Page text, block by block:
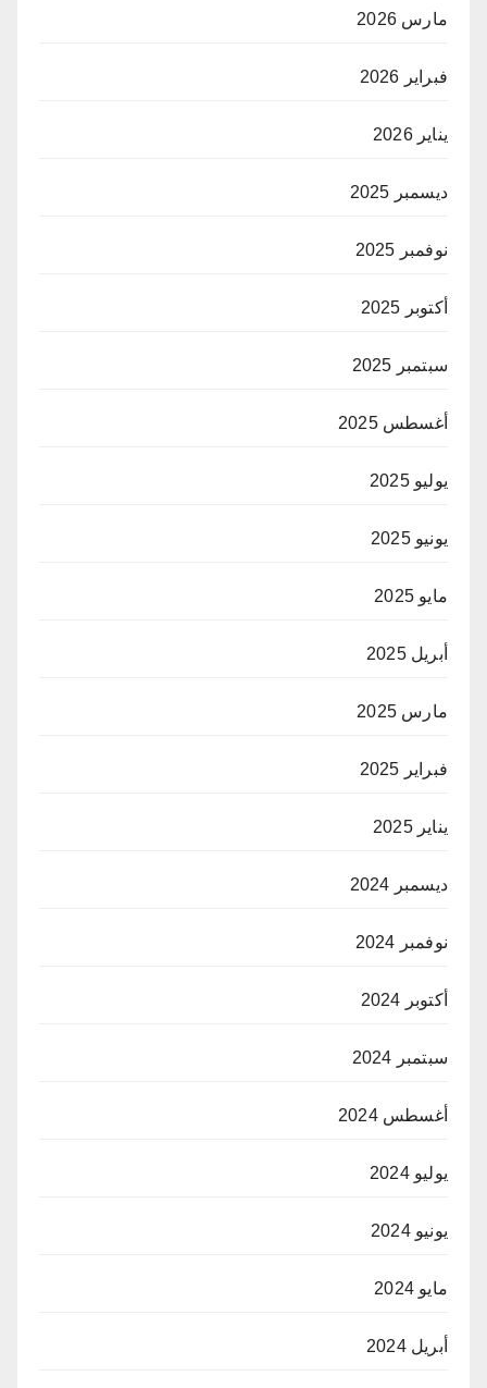
مارس 2026
فبراير 2026
يناير 2026
ديسمبر 2025
نوفمبر 2025
أكتوبر 2025
سبتمبر 2025
أغسطس 2025
يوليو 2025
يونيو 2025
مايو 2025
أبريل 2025
مارس 2025
فبراير 2025
يناير 2025
ديسمبر 2024
نوفمبر 2024
أكتوبر 2024
سبتمبر 2024
أغسطس 2024
يوليو 2024
يونيو 2024
مايو 2024
أبريل 2024